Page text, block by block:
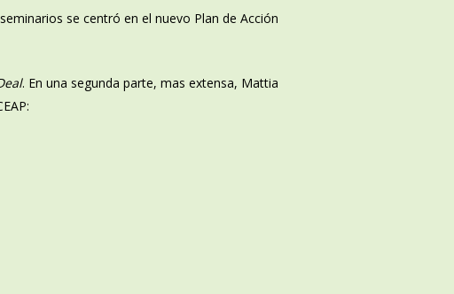
se centró en el nuevo Plan de Acción
. En una segunda parte, mas extensa, Mattia